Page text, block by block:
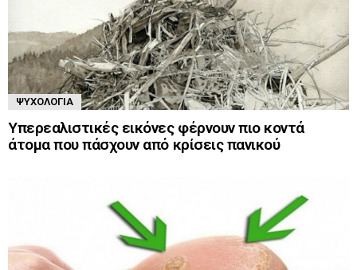
ΨΥΧΟΛΟΓΊΑ
Υπερεαλιστικές εικόνες φέρνουν πιο κοντά
άτομα που πάσχουν από κρίσεις πανικού